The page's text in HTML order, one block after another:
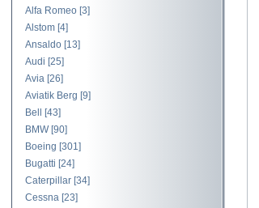
Alfa Romeo [3]
Alstom [4]
Ansaldo [13]
Audi [25]
Avia [26]
Aviatik Berg [9]
Bell
[43]
BMW [90]
Boeing [301]
Bugatti [24]
Caterpillar [34]
Cessna [23]